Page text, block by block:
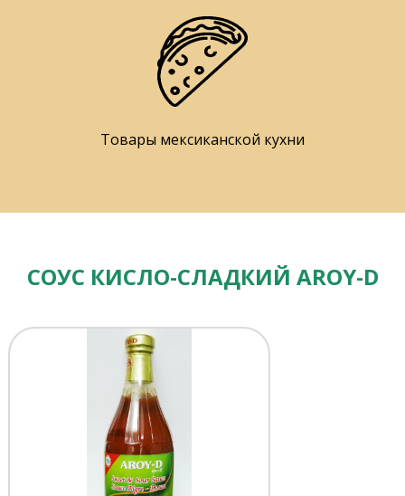
Товары мексиканской кухни
СОУС КИСЛО-СЛАДКИЙ AROY-D